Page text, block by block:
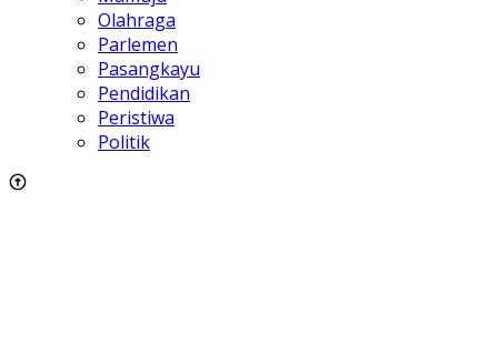
Olahraga
Parlemen
Pasangkayu
Pendidikan
Peristiwa
Politik